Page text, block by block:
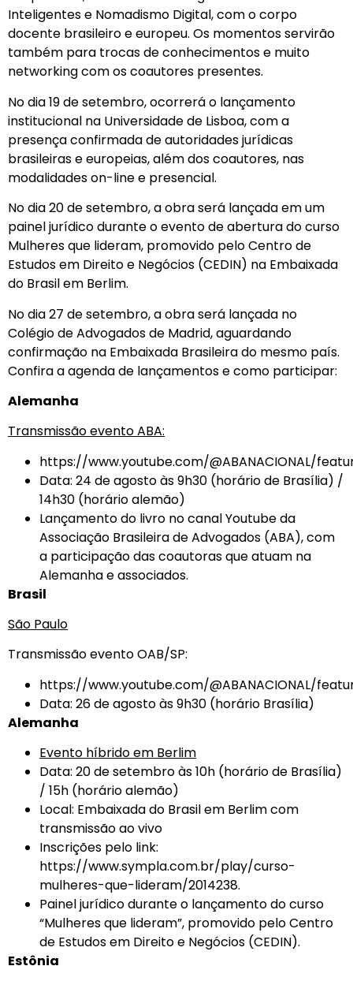
Inteligentes e Nomadismo Digital, com o corpo
docente brasileiro e europeu. Os momentos servirão
também para trocas de conhecimentos e muito
networking com os coautores presentes.
No dia 19 de setembro, ocorrerá o lançamento
institucional na Universidade de Lisboa, com a
presença confirmada de autoridades jurídicas
brasileiras e europeias, além dos coautores, nas
modalidades on-line e presencial.
No dia 20 de setembro, a obra será lançada em um
painel jurídico durante o evento de abertura do curso
Mulheres que lideram, promovido pelo Centro de
Estudos em Direito e Negócios (CEDIN) na Embaixada
do Brasil em Berlim.
No dia 27 de setembro, a obra será lançada no
Colégio de Advogados de Madrid, aguardando
confirmação na Embaixada Brasileira do mesmo país.
Confira a agenda de lançamentos e como participar:
Alemanha
Transmissão evento ABA:
https://www.youtube.com/@ABANACIONAL/
Data: 24 de agosto às 9h30 (horário de Brasília) /
14h30 (horário alemão)
Lançamento do livro no canal Youtube da
Associação Brasileira de Advogados (ABA), com
a participação das coautoras que atuam na
Alemanha e associados.
Brasil
São Paulo
Transmissão evento OAB/SP:
https://www.youtube.com/@ABANACIONAL/
Data: 26 de agosto às 9h30 (horário Brasília)
Alemanha
Evento híbrido em Berlim
Data: 20 de setembro às 10h (horário de Brasília)
/ 15h (horário alemão)
Local: Embaixada do Brasil em Berlim com
transmissão ao vivo
Inscrições pelo link:
https://www.sympla.com.br/play/curso-
mulheres-que-lideram/2014238.
Painel jurídico durante o lançamento do curso
“Mulheres que lideram”, promovido pelo Centro
de Estudos em Direito e Negócios (CEDIN).
Estônia